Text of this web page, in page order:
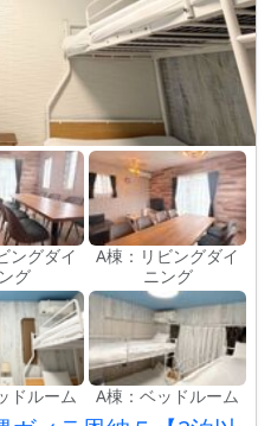
ングダイ
グ
A棟：リビングダイ
ニング
ドルーム A棟：ベッドルーム